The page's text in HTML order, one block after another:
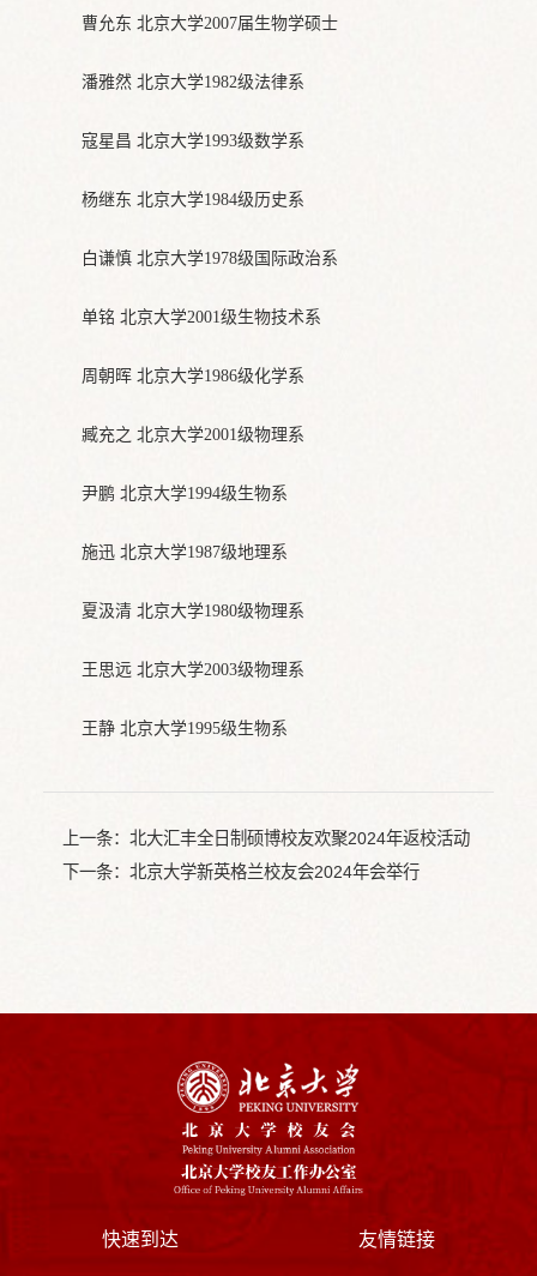
曹允东 北京大学2007届生物学硕士
潘雅然 北京大学1982级法律系
寇星昌 北京大学1993级数学系
杨继东 北京大学1984级历史系
白谦慎 北京大学1978级国际政治系
单铭 北京大学2001级生物技术系
周朝晖 北京大学1986级化学系
臧充之 北京大学2001级物理系
尹鹏 北京大学1994级生物系
施迅 北京大学1987级地理系
夏汲清 北京大学1980级物理系
王思远 北京大学2003级物理系
王静 北京大学1995级生物系
上一条： 北大汇丰全日制硕博校友欢聚2024年返校活动
下一条： 北京大学新英格兰校友会2024年会举行
快速到达 友情链接